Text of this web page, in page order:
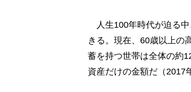
人生100年時代が迫る中
きる。現在、60歳以上の
蓄を持つ世帯は全体の約
資産だけの金額だ（2017